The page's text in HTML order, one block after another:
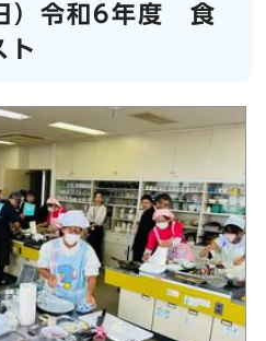
）令和6年度 食
ト